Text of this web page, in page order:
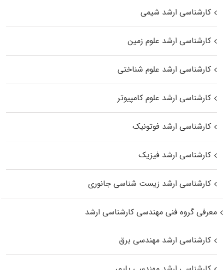
کارشناسی ارشد شیمی
کارشناسی ارشد علوم زمین
کارشناسی ارشد علوم شناختی
کارشناسی ارشد علوم کامپیوتر
کارشناسی ارشد فوتونیک
کارشناسی ارشد فیزیک
کارشناسی ارشد زیست‌ شناسی جانوری
معرفی گروه فنی مهندسی کارشناسی ارشد
کارشناسی ارشد مهندسی برق